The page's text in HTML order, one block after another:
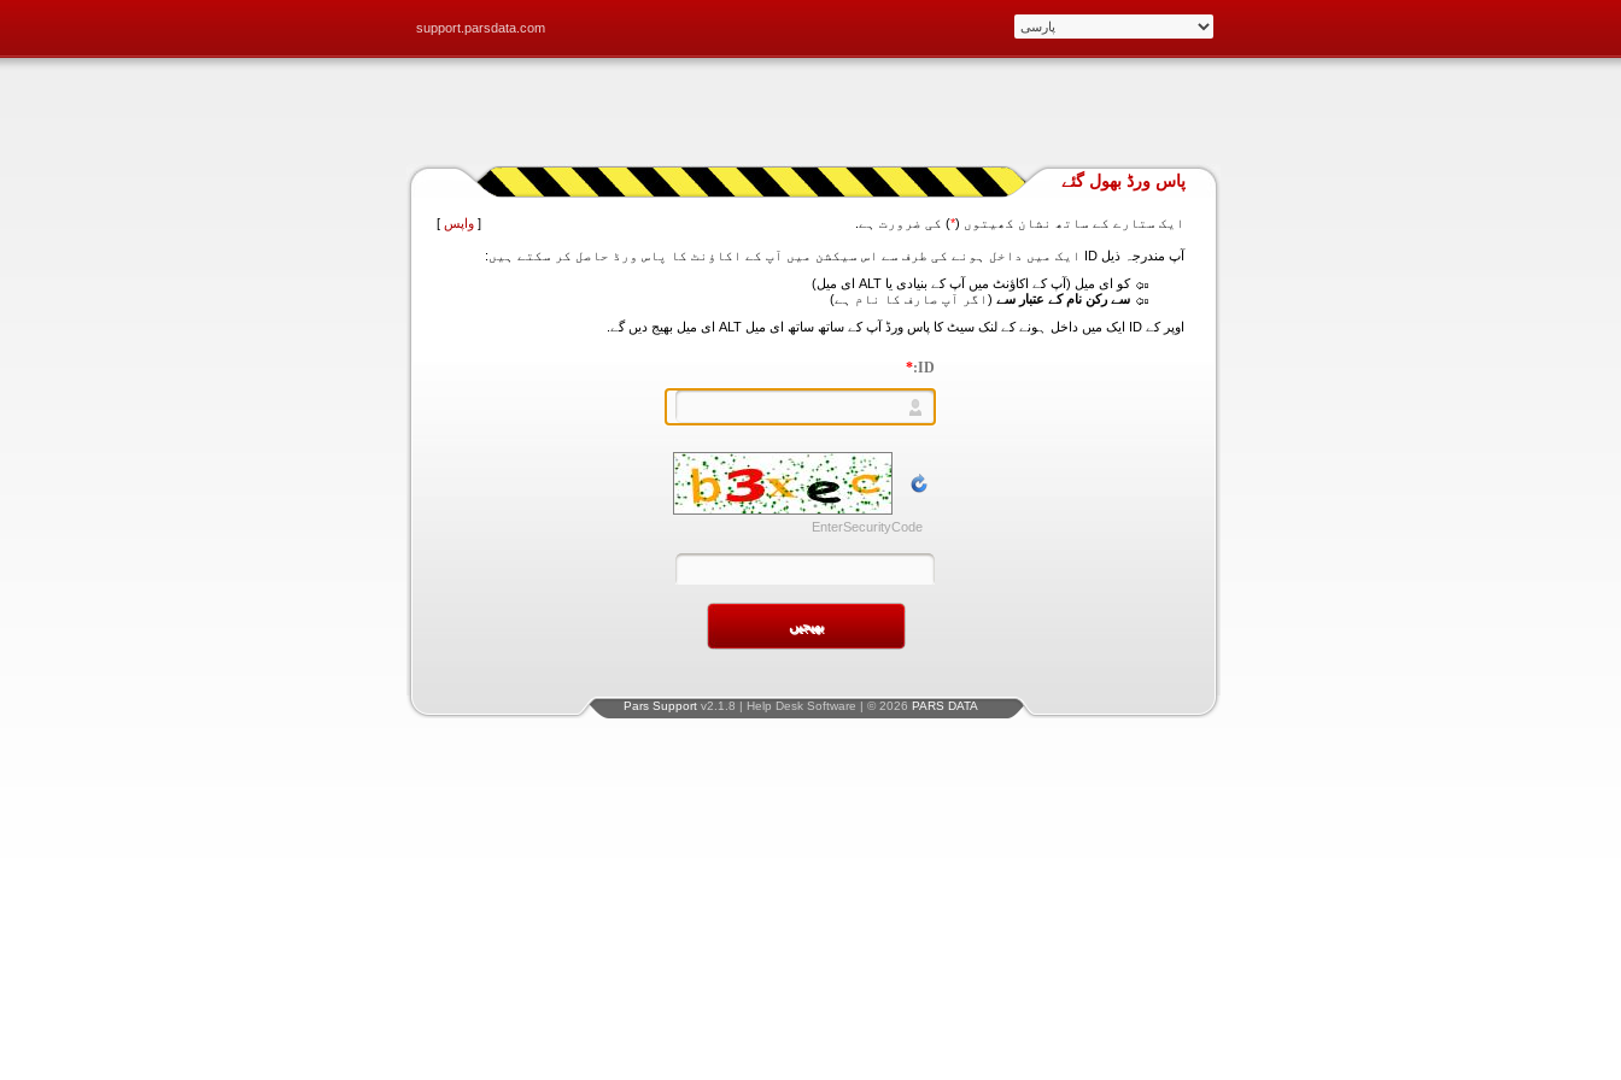
support.parsdata.com
پاس ورڈ بھول گئے
ایک ستارے کے ساتھ نشان کھیتوں (*) کی ضرورت ہے. [ واپس ]
آپ مندرجہ ذیل ID ایک میں داخل ہونے کی طرف سے اس سیکشن میں آپ کے اکاؤنٹ کا پاس ورڈ حاصل کر سکتے ہیں:
کو ای میل (آپ کے اکاؤنٹ میں آپ کے بنیادی یا ALT ای میل)
سے رکن نام کے عتبار سے (اگر آپ صارف کا نام ہے)
اوپر کے ID ایک میں داخل ہونے کے لنک سیٹ کا پاس ورڈ آپ کے ساتھ ساتھ ای میل ALT ای میل بھیج دیں گے.
ID:
*
EnterSecurityCode
Pars Support v2.1.8 | Help Desk Software | © 2026 PARS DATA